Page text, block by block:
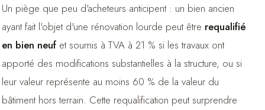
Un piège que peu d'acheteurs anticipent : un bien ancien
ayant fait l'objet d'une rénovation lourde peut être requalifié
en bien neufet soumis à TVA à 21 % si les travaux ont
apporté des modifications substantielles à la structure, ou si
leur valeur représente au moins 60 % de la valeur du
bâtiment hors terrain. Cette requalification peut surprendre